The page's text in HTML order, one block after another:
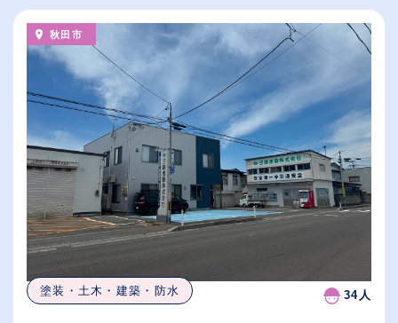
秋田市
塗装・土木・建築・防水 34人